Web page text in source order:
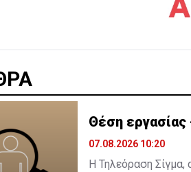
Θέση
07.08.2026 10:20
Η Τηλεόραση Σίγμα,